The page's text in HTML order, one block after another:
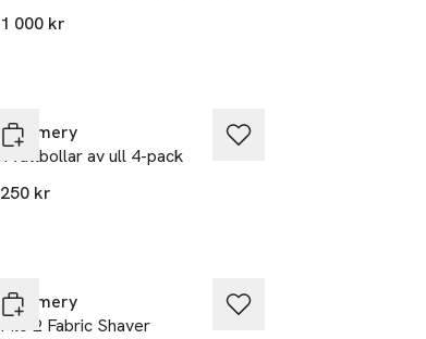
1 000 kr
Steamery
Tvättbollar av ull 4-pack
250 kr
Steamery
Pilo 2 Fabric Shaver